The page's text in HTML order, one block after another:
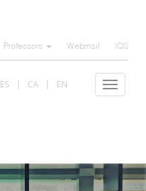
Professors Webmail IQS
Toggle
ES CA EN